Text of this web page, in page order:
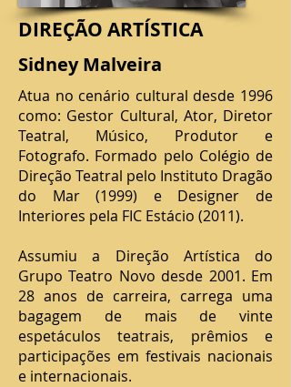
DIREÇÃO ARTÍSTICA
Sidney Malveira
Atua no cenário cultural desde 1996
como: Gestor Cultural, Ator, Diretor
Teatral, Músico, Produtor e
Fotografo. Formado pelo Colégio de
Direção Teatral pelo Instituto Dragão
do Mar (1999) e Designer de
Interiores pela FIC Estácio (2011).
Assumiu a Direção Artística do
Grupo Teatro Novo desde 2001. Em
28 anos de carreira, carrega uma
bagagem de mais de vinte
espetáculos teatrais, prêmios e
participações em festivais nacionais
e internacionais.